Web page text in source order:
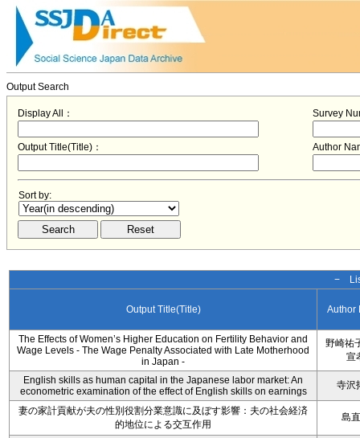
Output Search
Display All： Survey
Output Title(Title)： Author
Sort by:
−
Output Title(Title) Author
The Effects of Women’s Higher Education on Fertility Behavior and
Wage Levels - The Wage Penalty Associated with Late Motherhood
in Japan -
野崎祐
宣
English skills as human capital in the Japanese labor market: An
econometric examination of the effect of English skills on earnings
寺沢
妻の家計貢献が夫の性別役割分業意識に及ぼす影響：夫の社会経済
的地位による交互作用
島